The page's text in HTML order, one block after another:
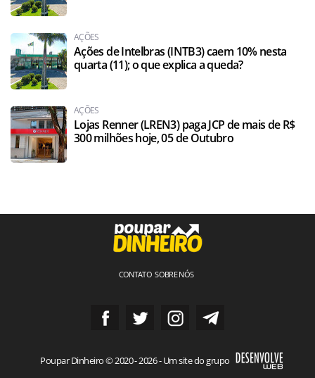
AÇÕES
Ações de Intelbras (INTB3) caem 10% nesta
quarta (11); o que explica a queda?
AÇÕES
Lojas Renner (LREN3) paga JCP de mais de R$
300 milhões hoje, 05 de Outubro
CONTATO SOBRE NÓS
Poupar Dinheiro © 2020 - 2026 - Um site do grupo